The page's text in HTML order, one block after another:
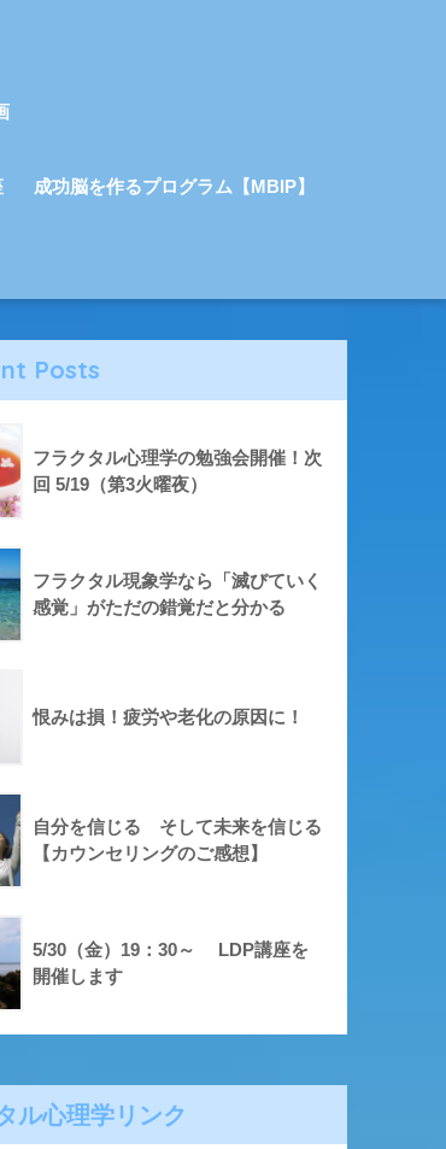
成功脳を作るプログラム【MBIP】
Posts
フラクタル心理学の勉強会開催！次
回 5/19（第3火曜夜）
フラクタル現象学なら「滅びていく
感覚」がただの錯覚だと分かる
恨みは損！疲労や老化の原因に！
自分を信じる そして未来を信じる
【カウンセリングのご感想】
5/30（金）19：30～ LDP講座を
開催します
ル心理学リンク